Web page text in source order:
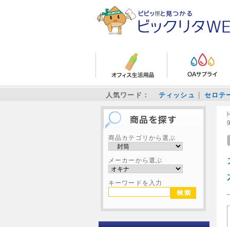
人気ワード： ティッシュ セロテ
商品カテゴリから選ぶ
メーカーから選ぶ
キーワードを入力